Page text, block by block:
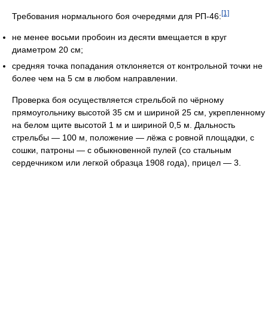
Требования нормального боя очередями для РП-46:[1]
не менее восьми пробоин из десяти вмещается в круг
диаметром 20 см;
средняя точка попадания отклоняется от контрольной точки не
более чем на 5 см в любом направлении.
Проверка боя осуществляется стрельбой по чёрному
прямоугольнику высотой 35 см и шириной 25 см, укрепленному
на белом щите высотой 1 м и шириной 0,5 м. Дальность
стрельбы — 100 м, положение — лёжа с ровной площадки, с
сошки, патроны — с обыкновенной пулей (со стальным
сердечником или легкой образца 1908 года), прицел — 3.